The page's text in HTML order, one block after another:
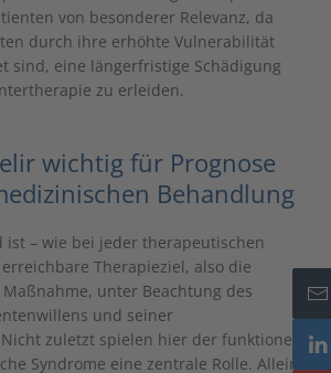
von besonderer Relevanz, da
durch ihre erhöhte Vulnerabilität
sind, eine längerfristige Schädigung
zu erleiden.
wichtig für Prognose
Behandlung
ist – wie bei jeder therapeutischen
Therapieziel, also die
unter Beachtung des
und seiner
zuletzt spielen hier der funktionelle
Syndrome eine zentrale Rolle. Allein